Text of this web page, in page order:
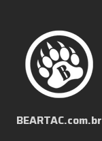
BEARTAC.com.br